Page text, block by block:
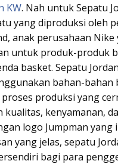
KW. Nah untuk Sepatu
yang diproduksi oleh
anak perusahaan Nike
untuk produk-produk
basket. Sepatu
bahan-
produksi yang
kualitas, kenyamanan,
logo Jumpman yang
yang jelas, sepatu
bagi para